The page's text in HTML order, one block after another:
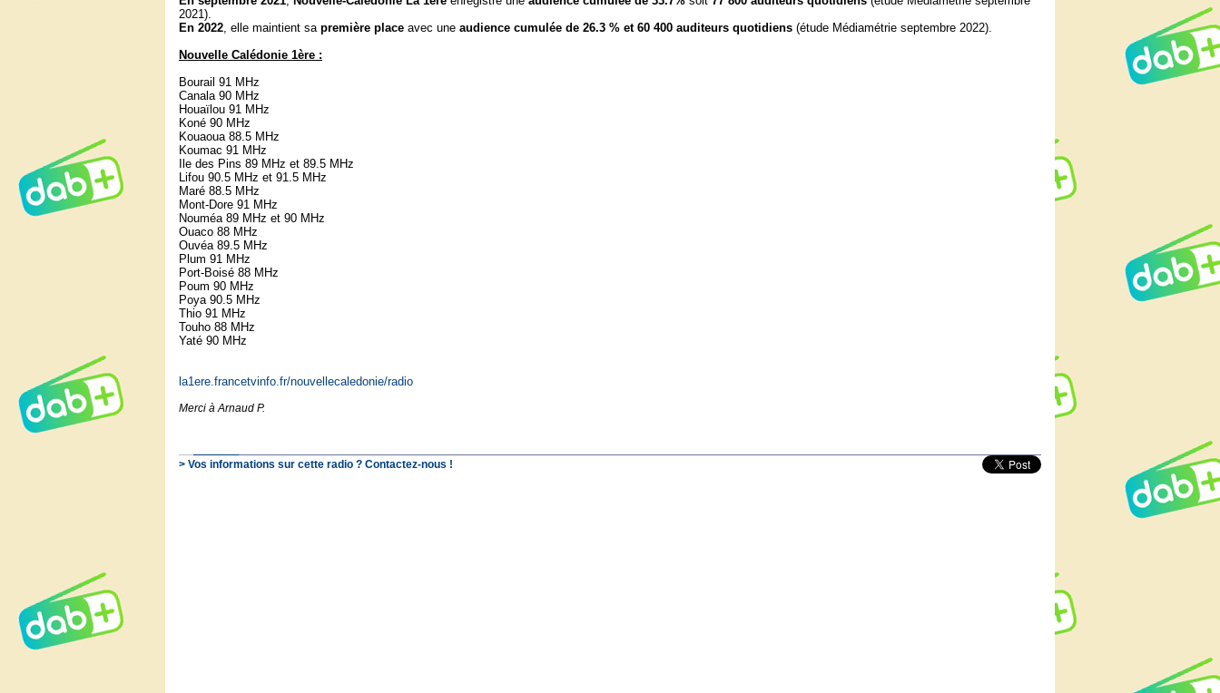
2021).
En 2022, elle maintient sa première place avec une audience cumulée de 26.3 % et 60 400 auditeurs quotidiens (étude Médiamétrie septembre 2022).
Nouvelle Calédonie 1ère :
Bourail 91 MHz
Canala 90 MHz
Houaïlou 91 MHz
Koné 90 MHz
Kouaoua 88.5 MHz
Koumac 91 MHz
Ile des Pins 89 MHz et 89.5 MHz
Lifou 90.5 MHz et 91.5 MHz
Maré 88.5 MHz
Mont-Dore 91 MHz
Nouméa 89 MHz et 90 MHz
Ouaco 88 MHz
Ouvéa 89.5 MHz
Plum 91 MHz
Port-Boisé 88 MHz
Poum 90 MHz
Poya 90.5 MHz
Thio 91 MHz
Touho 88 MHz
Yaté 90 MHz
la1ere.francetvinfo.fr/nouvellecaledonie/radio
Merci à Arnaud P.
> Vos informations sur cette radio ? Contactez-nous !